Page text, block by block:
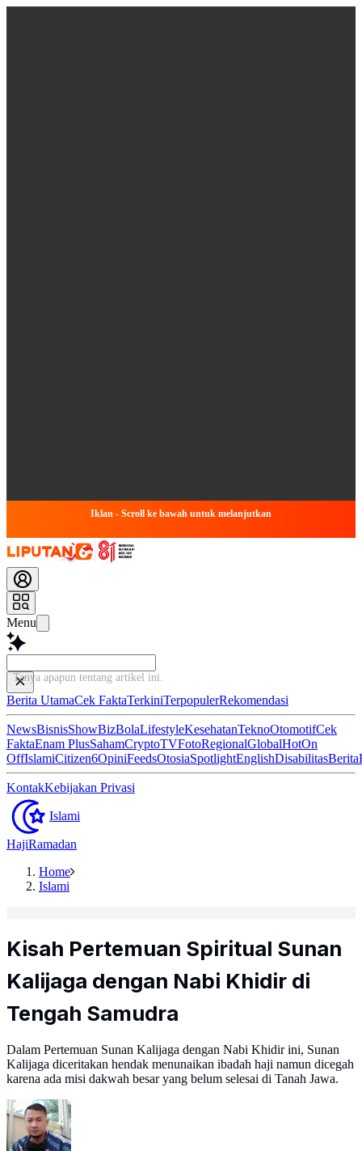
Iklan - Scroll ke bawah untuk melanjutkan
Menu
Baca leb
Berita UtamaCek FaktaTerkiniTerpopulerRekomendasi
NewsBisnisShowBizBolaLifestyleKesehatanTeknoOtomotifCek
FaktaEnam PlusSahamCryptoTVFotoRegionalGlobalHotOn
OffIslamiCitizen6OpiniFeedsOtosiaSpotlightEnglishDisabilitasBerita
KontakKebijakan Privasi
Islami
HajiRamadan
Home
Islami
Kisah Pertemuan Spiritual Sunan
Kalijaga dengan Nabi Khidir di
Tengah Samudra
Dalam Pertemuan Sunan Kalijaga dengan Nabi Khidir ini, Sunan
Kalijaga diceritakan hendak menunaikan ibadah haji namun dicegah
karena ada misi dakwah besar yang belum selesai di Tanah Jawa.